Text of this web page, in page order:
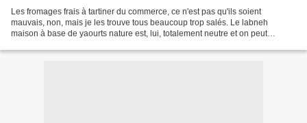
Les fromages frais à tartiner du commerce, ce n'est pas qu'ils soient
mauvais, non, mais je les trouve tous beaucoup trop salés. Le labneh
maison à base de yaourts nature est, lui, totalement neutre et on peut